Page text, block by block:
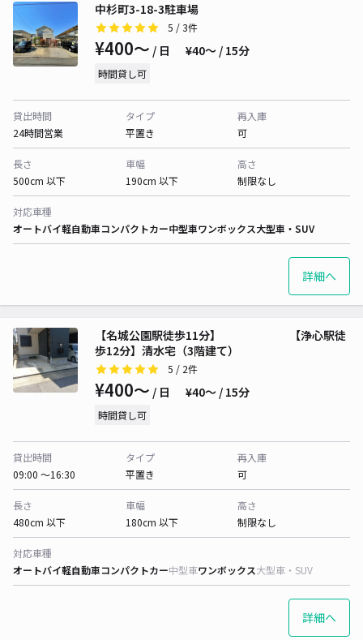
中杉町3-18-3駐車場
5 / 3件
¥400〜 / 日 ¥40〜 / 15分
時間貸し可
貸出時間
24時間営業
タイプ
平置き
再入庫
可
長さ
500cm 以下
車幅
190cm 以下
高さ
制限なし
対応車種
オートバイ軽自動車コンパクトカー中型車ワンボックス大型車・SUV
詳細へ
【名城公園駅徒歩11分】 【浄心駅徒
歩12分】清水宅（3階建て）
5 / 2件
¥400〜 / 日 ¥40〜 / 15分
時間貸し可
貸出時間
09:00 〜16:30
タイプ
平置き
再入庫
可
長さ
480cm 以下
車幅
180cm 以下
高さ
制限なし
対応車種
オートバイ軽自動車コンパクトカー中型車ワンボックス大型車・SUV
詳細へ